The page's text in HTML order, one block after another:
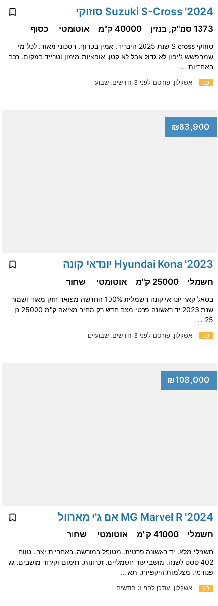
2024' Suzuki S-Cross סוזוקי
פג אשקלון.פורסם לפני 3 חודשים, שבוע
1373 סמ"ק, בנזין 40000 ק"מ אוטומטי כסוף
סוזוקי S cross שנת 2025 היבריד. אמין בטרוף. חסכוני מאוד. לכל מי
שמחפשש ג'יפון לא גדול אבל לא קטן. אופציות מימון וטרייד במקום. רכב
באחריות …
₪83,900
2023' Hyundai Kona יונדאי קונה
פג אשקלון.פורסם לפני 3 חודשים, שבועיים
חשמלי 25000 ק"מ אוטומטי שחור
בסאל קאר יונדאי קונה חשמלית 100% החדשה מפואר חזק מאוד ושמור
שנת 2023 יד ראשונה פרטי מצב חדש רק מחיר מציאה ק"מ 25000 כן
25 …
₪108,000
2024' MG Marvel R אם ג'י מארוול
פג אשקלון. עודכן לפני 3 חודשים
חשמלי 41000 ק"מ אוטומטי שחור
חשמלי מלא. יד ראשונה פרטית. מטופל במורשה. באחריות יצרן. טווח
402 טסט לשנה. מושבי עור חשמליים. זכרונות. חימום וקירור מושבים. גג
פנורמי. מצלמות היקפיות. תא …